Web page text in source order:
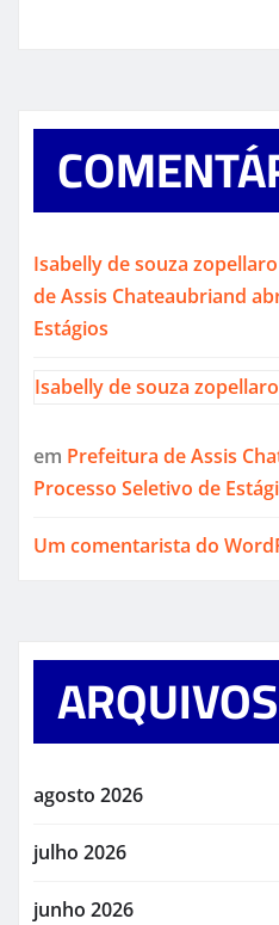
Isabelly de souza
de Assis Chateaubriand
Estágios
Isabelly de souza
em Prefeitura de Assis
Processo Seletivo de
Um comentarista do
ARQUIVOS
agosto 2026
julho 2026
junho 2026